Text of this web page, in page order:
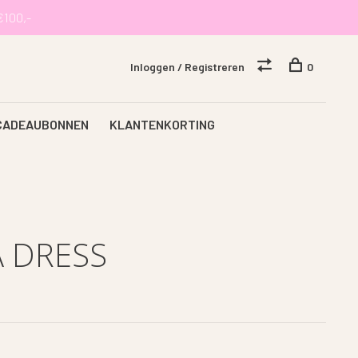
KLANTENKORTING
Inloggen / Registreren 0